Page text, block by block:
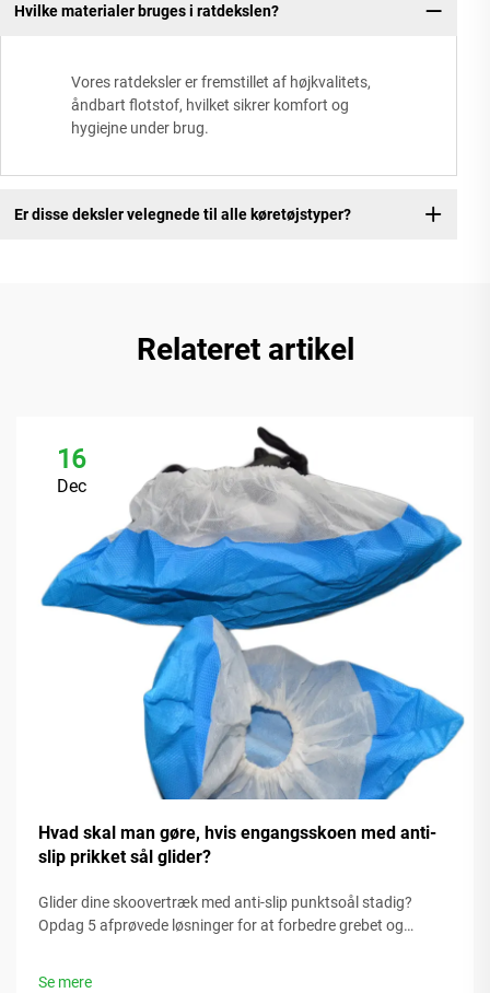
Hvilke materialer bruges i ratdekslen?
Vores ratdeksler er fremstillet af højkvalitets,
åndbart flotstof, hvilket sikrer komfort og
hygiejne under brug.
Er disse deksler velegnede til alle køretøjstyper?
Relateret artikel
16
Dec
Hvad skal man gøre, hvis engangsskoen med anti-
slip prikket sål glider?
Glider dine skoovertræk med anti-slip punktsoål stadig?
Opdag 5 afprøvede løsninger for at forbedre grebet og
Se mere